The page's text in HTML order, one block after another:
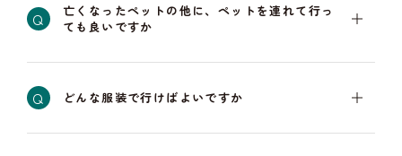
Q
亡くなったペットの他に、ペットを連れて行っ
ても良いですか
Q どんな服装で行けばよいですか